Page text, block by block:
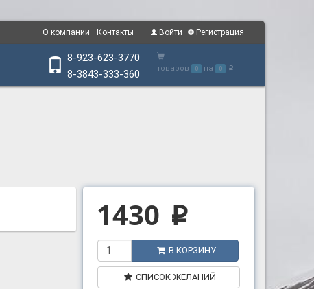
Войти Регистрация
О компании Контакты
8-923-623-3770
8-3843-333-360
товаров 0 на 0 p
1430 p
В КОРЗИНУ
СПИСОК ЖЕЛАНИЙ